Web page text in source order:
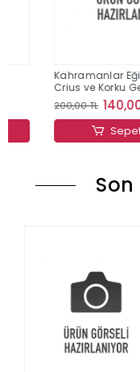
Kahramanlar Eğitimde 9
Crius ve Korku Gecesi
200,00 TL 140,00 TL
Sepete Ekle